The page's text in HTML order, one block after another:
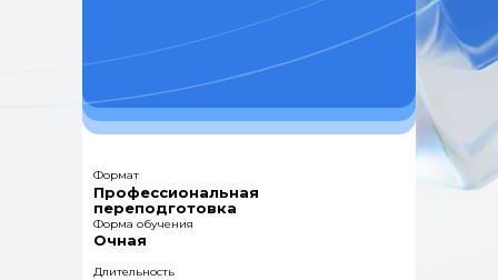
Форма обучения
Очная
Длительность
Профессиональная
переподготовка
Формат